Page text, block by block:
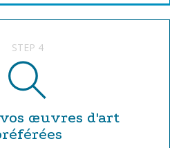
STEP 4
œuvres d'art